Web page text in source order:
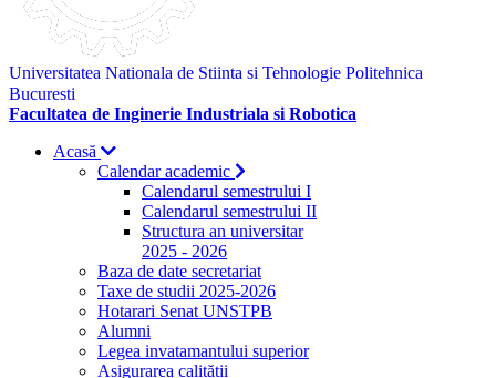
Universitatea Nationala de Stiinta si Tehnologie Politehnica
Bucuresti
Facultatea de Inginerie Industriala si Robotica
Acasă
Calendar academic
Calendarul semestrului I
Calendarul semestrului II
Structura an universitar
2025 - 2026
Baza de date secretariat
Taxe de studii 2025-2026
Hotarari Senat UNSTPB
Alumni
Legea invatamantului superior
Asigurarea calității